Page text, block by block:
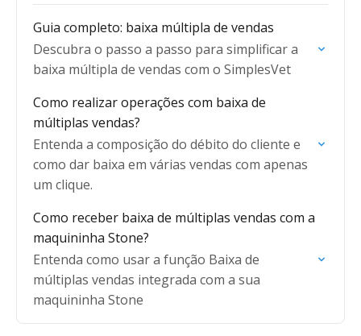
Guia completo: baixa múltipla de vendas
Descubra o passo a passo para simplificar a
baixa múltipla de vendas com o SimplesVet
Como realizar operações com baixa de
múltiplas vendas?
Entenda a composição do débito do cliente e
como dar baixa em várias vendas com apenas
um clique.
Como receber baixa de múltiplas vendas com a
maquininha Stone?
Entenda como usar a função Baixa de
múltiplas vendas integrada com a sua
maquininha Stone